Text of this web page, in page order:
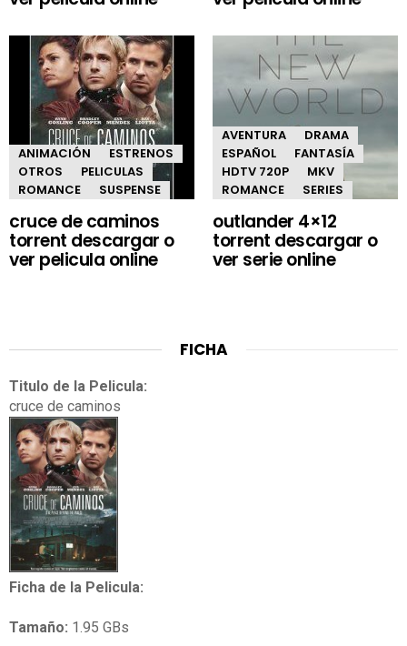
ANIMACIÓN
ESTRENOS
OTROS
PELICULAS
ROMANCE
SUSPENSE
cruce de caminos
torrent descargar o
ver pelicula online
AVENTURA
DRAMA
ESPAÑOL
FANTASÍA
HDTV 720P
MKV
ROMANCE
SERIES
outlander 4×12
torrent descargar o
ver serie online
FICHA
Titulo de la Pelicula:
cruce de caminos
Ficha de la Pelicula:
Tamaño: 1.95 GBs